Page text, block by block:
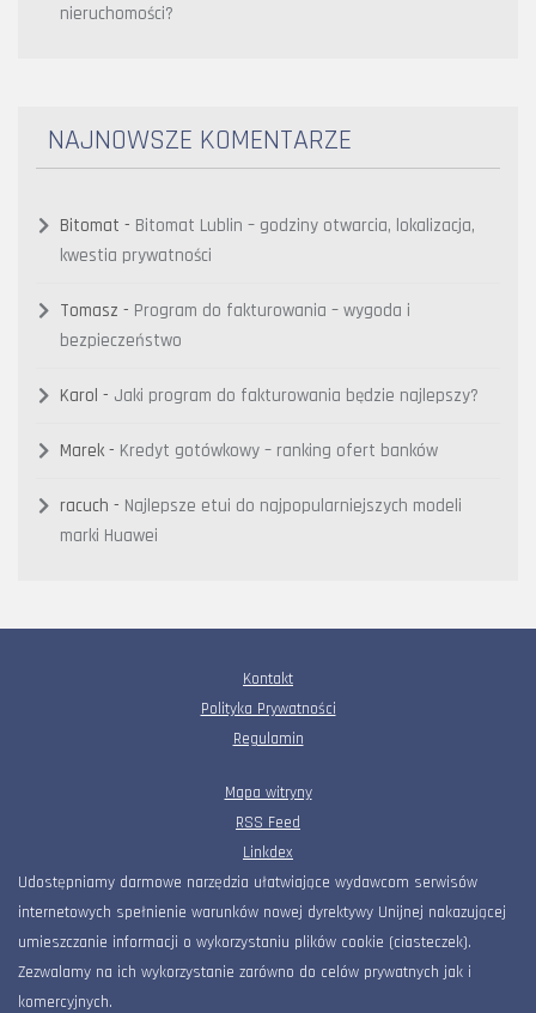
nieruchomości?
NAJNOWSZE KOMENTARZE
Bitomat - Bitomat Lublin – godziny otwarcia, lokalizacja,
kwestia prywatności
Tomasz - Program do fakturowania – wygoda i
bezpieczeństwo
Karol - Jaki program do fakturowania będzie najlepszy?
Marek - Kredyt gotówkowy – ranking ofert banków
racuch - Najlepsze etui do najpopularniejszych modeli
marki Huawei
Kontakt
Polityka Prywatności
Regulamin
Mapa witryny
RSS Feed
Linkdex
Udostępniamy darmowe narzędzia ułatwiające wydawcom serwisów
internetowych spełnienie warunków nowej dyrektywy Unijnej nakazującej
umieszczanie informacji o wykorzystaniu plików cookie (ciasteczek).
Zezwalamy na ich wykorzystanie zarówno do celów prywatnych jak i
komercyjnych.